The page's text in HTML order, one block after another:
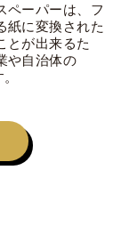
ペーパーは、フ
紙に変換された
とが出来るた
や自治体の